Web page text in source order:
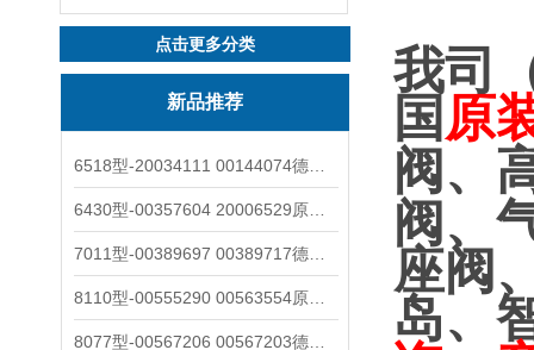
点击更多分类
新品推荐
我司
国 原
阀、
阀、
座阀
岛、